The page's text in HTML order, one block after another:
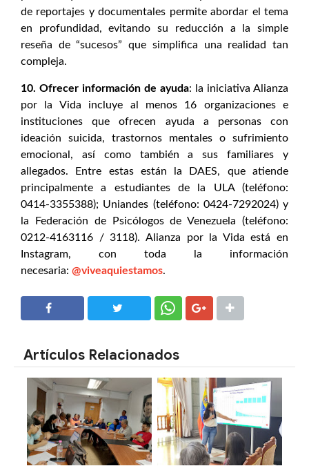
de reportajes y documentales permite abordar el tema
en profundidad, evitando su reducción a la simple
reseña de “sucesos” que simplifica una realidad tan
compleja.
10. Ofrecer información de ayuda: la iniciativa Alianza
por la Vida incluye al menos 16 organizaciones e
instituciones que ofrecen ayuda a personas con
ideación suicida, trastornos mentales o sufrimiento
emocional, así como también a sus familiares y
allegados. Entre estas están la DAES, que atiende
principalmente a estudiantes de la ULA (teléfono:
0414-3355388); Uniandes (teléfono: 0424-7292024) y
la Federación de Psicólogos de Venezuela (teléfono:
0212-4163116 / 3118). Alianza por la Vida está en
Instagram, con toda la información
necesaria: @viveaquiestamos.
Artículos Relacionados